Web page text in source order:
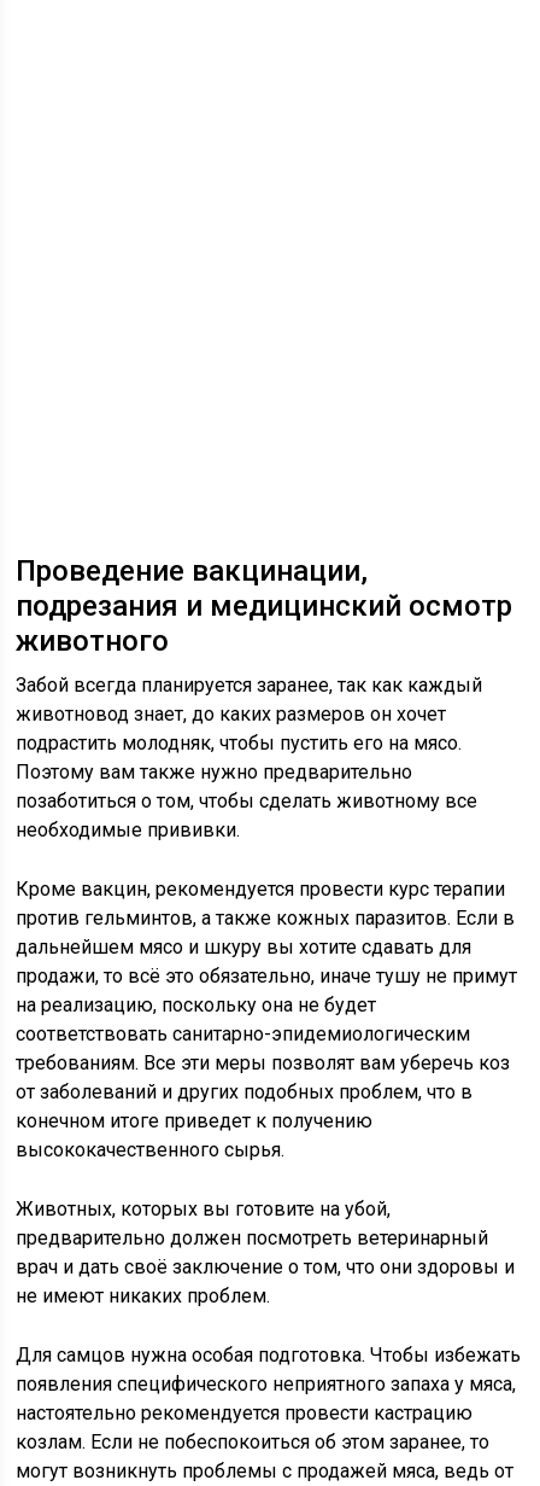
Проведение вакцинации,
подрезания и медицинский осмотр
животного
Забой всегда планируется заранее, так как каждый
животновод знает, до каких размеров он хочет
подрастить молодняк, чтобы пустить его на мясо.
Поэтому вам также нужно предварительно
позаботиться о том, чтобы сделать животному все
необходимые прививки.
Кроме вакцин, рекомендуется провести курс терапии
против гельминтов, а также кожных паразитов. Если в
дальнейшем мясо и шкуру вы хотите сдавать для
продажи, то всё это обязательно, иначе тушу не примут
на реализацию, поскольку она не будет
соответствовать санитарно-эпидемиологическим
требованиям. Все эти меры позволят вам уберечь коз
от заболеваний и других подобных проблем, что в
конечном итоге приведет к получению
высококачественного сырья.
Животных, которых вы готовите на убой,
предварительно должен посмотреть ветеринарный
врач и дать своё заключение о том, что они здоровы и
не имеют никаких проблем.
Для самцов нужна особая подготовка. Чтобы избежать
появления специфического неприятного запаха у мяса,
настоятельно рекомендуется провести кастрацию
козлам. Если не побеспокоиться об этом заранее, то
могут возникнуть проблемы с продажей мяса, ведь от